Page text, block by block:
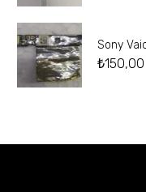
Sony
₺150,00